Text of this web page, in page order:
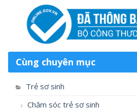
Cùng chuyên mục
Trẻ sơ sinh
Chăm sóc trẻ sơ sinh